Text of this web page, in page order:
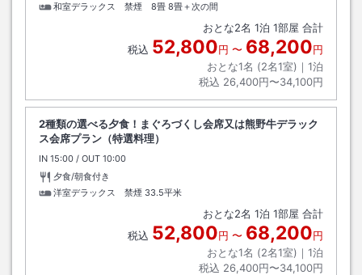
和室デラックス 禁煙 8畳 8畳＋次の間
おとな2名 1泊 1部屋 合計
税込 52,800円 〜 68,200円
おとな1名 (2名1室)｜ 1泊
税込 26,400円〜34,100円
2種類の選べる夕食！まぐろづくし会席又は熊野牛デラック
ス会席プラン（特選料理）
IN チェックイン
15:00 / OUT チェックアウト
10:00
夕食/朝食付き
洋室デラックス 禁煙 33.5平米
おとな2名 1泊 1部屋 合計
税込 52,800円 〜 68,200円
おとな1名 (2名1室)｜ 1泊
税込 26,400円〜34,100円